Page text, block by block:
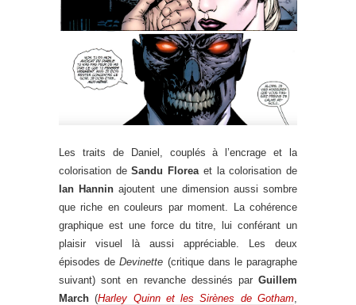
Les traits de Daniel, couplés à l’encrage et la
colorisation deSandu Florea et la colorisation de
Ian Hannin ajoutent une dimension aussi sombre
que riche en couleurs par moment. La cohérence
graphique est une force du titre, lui conférant un
plaisir visuel là aussi appréciable. Les deux
épisodes deDevinette (critique dans le paragraphe
suivant) sont en revanche dessinés par Guillem
March (Harley Quinn et les Sirènes de Gotham